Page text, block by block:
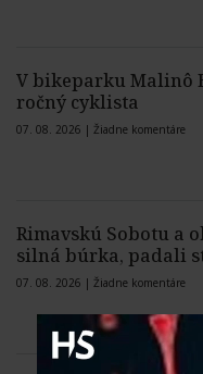
V bikeparku Malinô
ročný cyklista
07. 08. 2026 | Žiadne komentáre
Rimavskú Sobotu a
silná búrka, padali
07. 08. 2026 | Žiadne komentáre